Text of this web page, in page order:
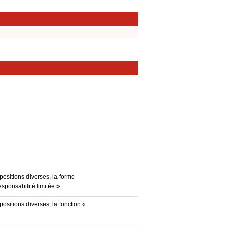
diverses, la forme
limitée ».
diverses, la fonction «